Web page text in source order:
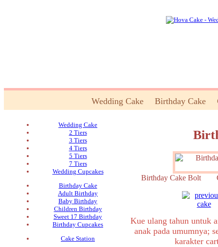
Wedding Cake Birthday Cake
Wedding Cake
2 Tiers
3 Tiers
4 Tiers
5 Tiers
7 Tiers
Wedding Cupcakes
Birthday Cake
Adult Birthday
Baby Birthday
Children Birthday
Sweet 17 Birthday
Birthday Cupcakes
Cake Station
Birthday Cake Bolt
Kue ulang tahun untuk
anak pada umumnya;
karakter